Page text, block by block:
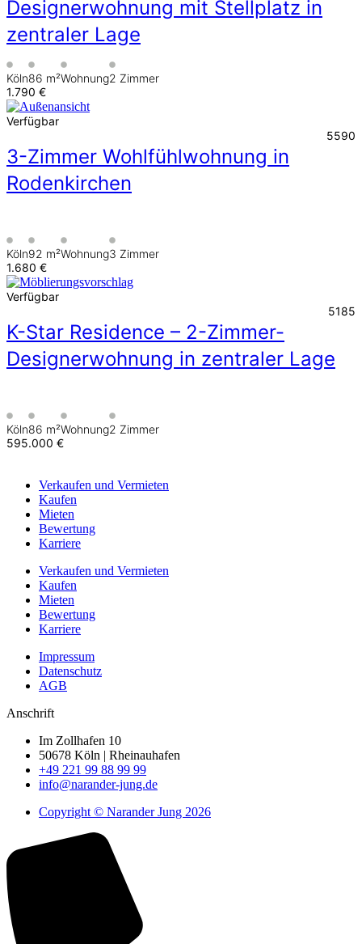
Designerwohnung mit Stellplatz in
zentraler Lage
Köln86 m²Wohnung2 Zimmer
1.790 €
Verfügbar
5590
3-Zimmer Wohlfühlwohnung in
Rodenkirchen
Köln92 m²Wohnung3 Zimmer
1.680 €
Verfügbar
5185
K-Star Residence – 2-Zimmer-
Designerwohnung in zentraler Lage
Köln86 m²Wohnung2 Zimmer
595.000 €
Verkaufen und Vermieten
Kaufen
Mieten
Bewertung
Karriere
Verkaufen und Vermieten
Kaufen
Mieten
Bewertung
Karriere
Impressum
Datenschutz
AGB
Anschrift
Im Zollhafen 10
50678 Köln | Rheinauhafen
+49 221 99 88 99 99
info@narander-jung.de
Copyright © Narander Jung 2026